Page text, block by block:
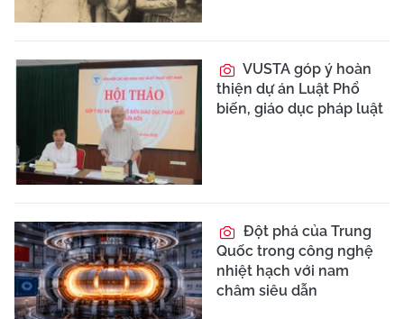
VUSTA góp ý hoàn
thiện dự án Luật Phổ
biến, giáo dục pháp luật
Đột phá của Trung
Quốc trong công nghệ
nhiệt hạch với nam
châm siêu dẫn